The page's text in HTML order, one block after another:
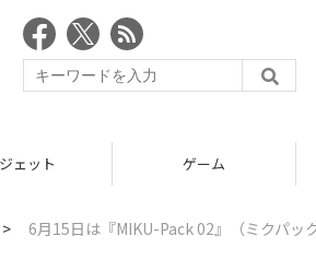
ェット ゲーム
> 6月15日は『MIKU-Pack 02』（ミクパッ